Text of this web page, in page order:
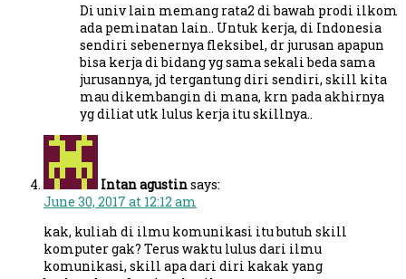
Di univ lain memang rata2 di bawah prodi ilkom
ada peminatan lain.. Untuk kerja, di Indonesia
sendiri sebenernya fleksibel, dr jurusan apapun
bisa kerja di bidang yg sama sekali beda sama
jurusannya, jd tergantung diri sendiri, skill kita
mau dikembangin di mana, krn pada akhirnya
yg diliat utk lulus kerja itu skillnya..
Intan agustinsays:
June 30, 2017 at 12:12 am
kak, kuliah di ilmu komunikasi itu butuh skill
komputer gak? Terus waktu lulus dari ilmu
komunikasi, skill apa dari diri kakak yang